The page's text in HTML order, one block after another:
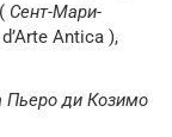
Сент-Мари-
Antica ),
Пьеро ди Козимо